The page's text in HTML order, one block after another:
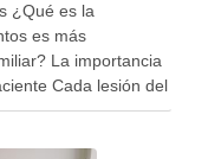
¿Qué es la
es más
La importancia
Cada lesión del